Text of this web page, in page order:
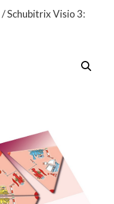
/ Schubitrix Visio 3: